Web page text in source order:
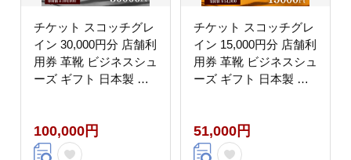
チケット スコッチグレ
イン 30,000円分 店舗利
用券 革靴 ビジネスシュ
ーズ ギフト 日本製 送
100,000円
チケット スコッチグレ
イン 15,000円分 店舗利
用券 革靴 ビジネスシュ
ーズ ギフト 日本製 送
51,000円